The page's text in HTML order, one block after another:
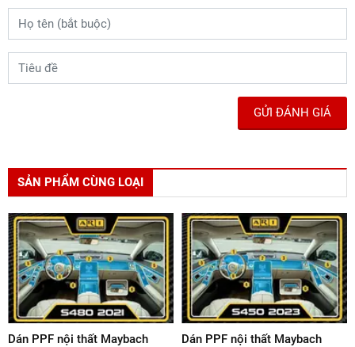
GỬI ĐÁNH GIÁ
SẢN PHẨM CÙNG LOẠI
Dán PPF nội thất Maybach Dán PPF nội thất Maybach